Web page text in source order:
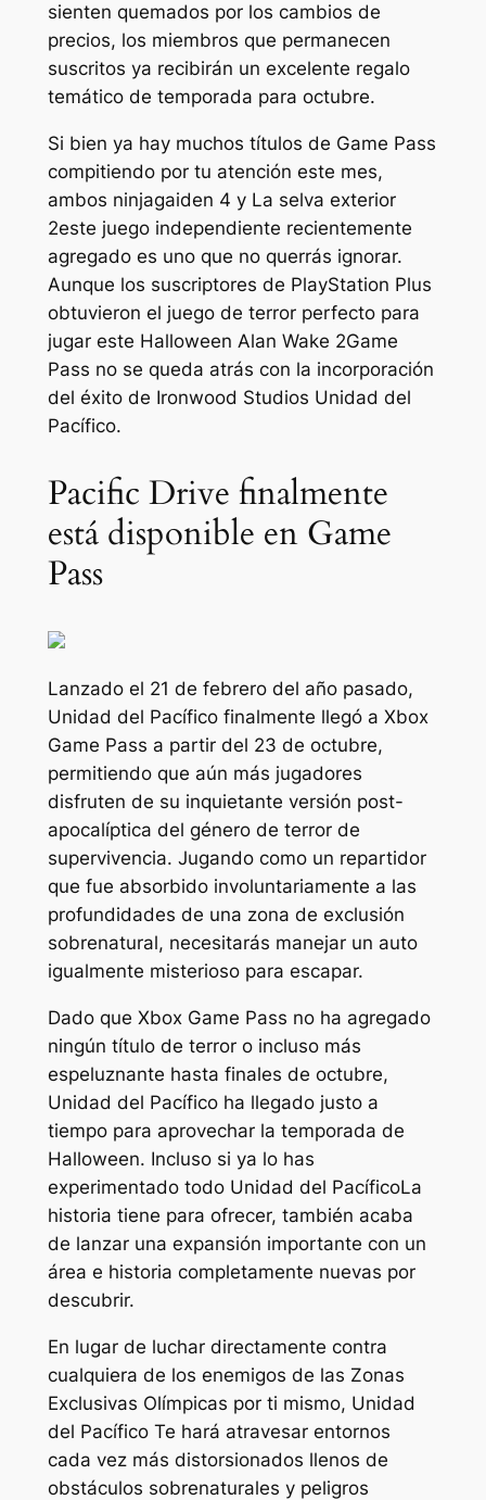
sienten quemados por los cambios de
precios, los miembros que permanecen
suscritos ya recibirán un excelente regalo
temático de temporada para octubre.
Si bien ya hay muchos títulos de Game Pass
compitiendo por tu atención este mes,
ambos ninjagaiden 4 y La selva exterior
2este juego independiente recientemente
agregado es uno que no querrás ignorar.
Aunque los suscriptores de PlayStation Plus
obtuvieron el juego de terror perfecto para
jugar este Halloween Alan Wake 2Game
Pass no se queda atrás con la incorporación
del éxito de Ironwood Studios Unidad del
Pacífico.
Pacific Drive finalmente
está disponible en Game
Pass
Lanzado el 21 de febrero del año pasado,
Unidad del Pacíficofinalmente llegó a Xbox
Game Pass a partir del 23 de octubre,
permitiendo que aún más jugadores
disfruten de su inquietante versión post-
apocalíptica del género de terror de
supervivencia. Jugando como un repartidor
que fue absorbido involuntariamente a las
profundidades de una zona de exclusión
sobrenatural, necesitarás manejar un auto
igualmente misterioso para escapar.
Dado que Xbox Game Pass no ha agregado
ningún título de terror o incluso más
espeluznante hasta finales de octubre,
Unidad del Pacífico ha llegado justo a
tiempo para aprovechar la temporada de
Halloween. Incluso si ya lo has
experimentado todo Unidad del PacíficoLa
historia tiene para ofrecer, también acaba
de lanzar una expansión importante con un
área e historia completamente nuevas por
descubrir.
En lugar de luchar directamente contra
cualquiera de los enemigos de las Zonas
Exclusivas Olímpicas por ti mismo, Unidad
del Pacífico Te hará atravesar entornos
cada vez más distorsionados llenos de
obstáculos sobrenaturales y peligros